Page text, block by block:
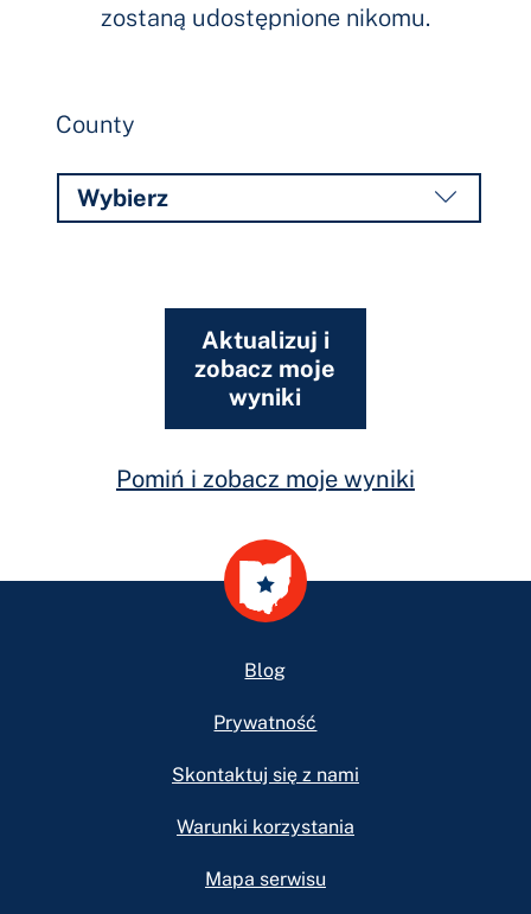
zostaną udostępnione nikomu.
County
Aktualizuj i
zobacz moje
wyniki
Pomiń i zobacz moje wyniki
Blog
Prywatność
Skontaktuj się z nami
Warunki korzystania
Mapa serwisu